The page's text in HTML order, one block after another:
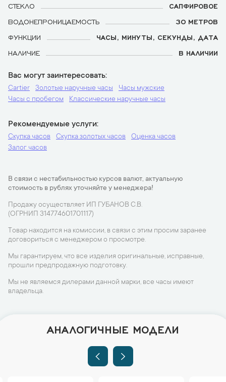
СТЕКЛО
САПФИРОВОЕ
ВОДОНЕПРОНИЦАЕМОСТЬ
30 МЕТРОВ
ФУНКЦИИ
ЧАСЫ, МИНУТЫ, СЕКУНДЫ, ДАТА
НАЛИЧИЕ
В НАЛИЧИИ
Вас могут заинтересовать
Cartier Золотые наручные часы
Часы мужские
Часы с пробегом
Классические наручные часы
Рекомендуемые услуги
Скупка часов Скупка золотых часов
Оценка часов
Залог часов
В связи с нестабильностью курсов валют, актуальную
стоимость в рублях уточняйте у менеджера!
Продажу осуществляет ИП ГУБАНОВ С.В.
(ОГРНИП 314774601701117)
Товар находится на комиссии, в связи с этим просим заранее
договориться с менеджером о просмотре.
Мы гарантируем, что все изделия оригинальные, исправные,
прошли предпродажную подготовку.
Мы не являемся дилерами данной марки, все часы имеют
владельца.
АНАЛОГИЧНЫЕ МОДЕЛИ